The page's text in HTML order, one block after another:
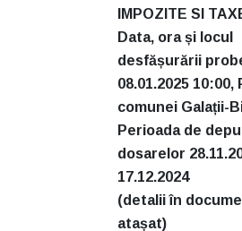
IMPOZITE SI
Data, ora și locul
desfășurării
08.01.2025 10:00,
comunei Galații-
Perioada de
dosarelor
17.12.2024
(detalii în
atașat)